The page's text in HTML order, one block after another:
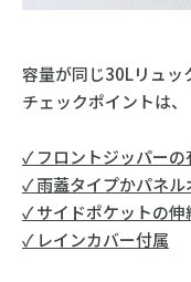
容量が同じ30Lリュッ
チェックポイントは、
✓ フロントジッパーの
✓ 雨蓋タイプかパネル
✓ サイドポケットの伸
✓ レインカバー付属